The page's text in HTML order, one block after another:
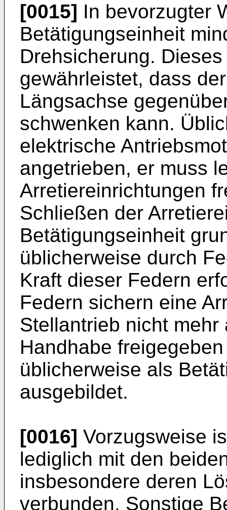
[0015] In bevorzugter
Betätigungseinheit
Drehsicherung.
gewährleistet, dass
Längsachse
schwenken kann.
elektrische
angetrieben, er muss
Arretiereinrichtungen
Schließen der
Betätigungseinheit
üblicherweise durch
Kraft dieser Federn
Federn sichern eine
Stellantrieb nicht
Handhabe
üblicherweise als
ausgebildet.
[0016] Vorzugsweise
lediglich mit den
insbesondere deren
verbunden. Sonstige